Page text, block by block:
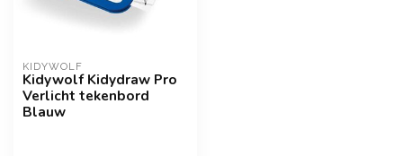
KIDYWOLF
Kidywolf Kidydraw Pro
Verlicht tekenbord
Blauw